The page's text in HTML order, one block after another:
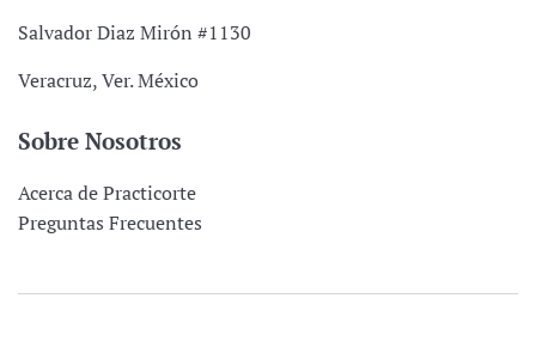
Salvador Diaz Mirón #1130
Veracruz, Ver. México
Sobre Nosotros
Acerca de Practicorte
Preguntas Frecuentes